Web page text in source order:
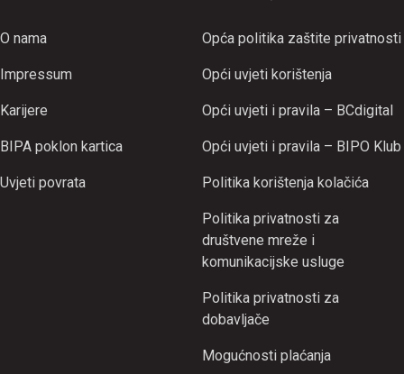
O nama
Impressum
Karijere
BIPA poklon kartica
Uvjeti povrata
Opća politika zaštite privatnosti
Opći uvjeti korištenja
Opći uvjeti i pravila – BCdigital
Opći uvjeti i pravila – BIPO Klub
Politika korištenja kolačića
Politika privatnosti za
društvene mreže i
komunikacijske usluge
Politika privatnosti za
dobavljače
Mogućnosti plaćanja